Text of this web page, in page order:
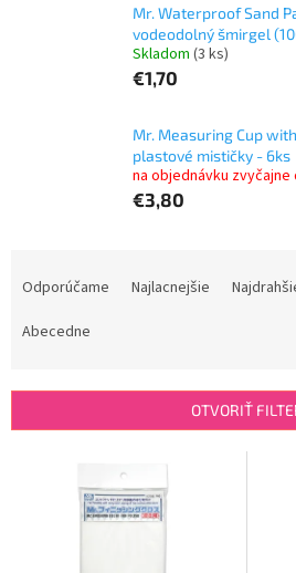
Mr. Waterproof Sand
vodeodolný šmirgel
Skladom (3 ks)
€1,70
Mr. Measuring Cup
plastové mističky - 6ks
na objednávku zvyčajne
€3,80
p
Odporúčame Najlacnejšie
Abecedne
OTVORIŤ